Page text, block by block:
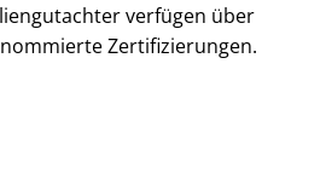
verfügen über
Zer­ti­fi­zie­run­gen.